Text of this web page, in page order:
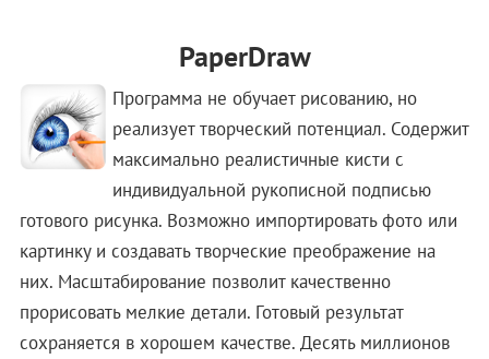
PaperDraw
Программа не обучает рисованию, но
реализует творческий потенциал. Содержит
максимально реалистичные кисти с
индивидуальной рукописной подписью
готового рисунка. Возможно импортировать фото или
картинку и создавать творческие преображение на
них. Масштабирование позволит качественно
прорисовать мелкие детали. Готовый результат
сохраняется в хорошем качестве. Десять миллионов